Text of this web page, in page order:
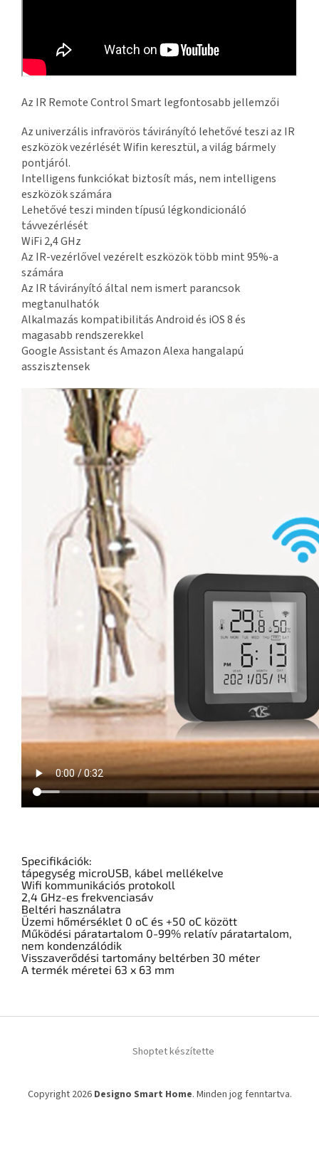
Az IR Remote Control Smart legfontosabb jellemzői
Az univerzális infravörös távirányító lehetővé teszi az IR
eszközök vezérlését Wifin keresztül, a világ bármely
pontjáról.
Intelligens funkciókat biztosít más, nem intelligens
eszközök számára
Lehetővé teszi minden típusú légkondicionáló
távvezérlését
WiFi 2,4 GHz
Az IR-vezérlővel vezérelt eszközök több mint 95%-a
számára
Az IR távirányító által nem ismert parancsok
megtanulhatók
Alkalmazás kompatibilitás Android és iOS 8 és
magasabb rendszerekkel
Google Assistant és Amazon Alexa hangalapú
asszisztensek
Specifikációk:
tápegység microUSB, kábel mellékelve
Wifi kommunikációs protokoll
2,4 GHz-es frekvenciasáv
Beltéri használatra
Üzemi hőmérséklet 0 oC és +50 oC között
Működési páratartalom 0-99% relatív páratartalom,
nem kondenzálódik
Visszaverődési tartomány beltérben 30 méter
A termék méretei 63 x 63 mm
Shoptet készítette
Copyright 2026 Designo Smart Home. Minden jog fenntartva.